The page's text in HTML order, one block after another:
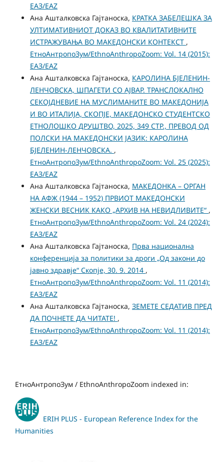
ЕАЗ/EAZ
Ана Ашталковска Гајтаноска, КРАТКА ЗАБЕЛЕШКА ЗА
УЛТИМАТИВНИОТ ДОКАЗ ВО КВАЛИТАТИВНИТЕ
ИСТРАЖУВАЊА ВО МАКЕДОНСКИ КОНТЕКСТ ,
ЕтноАнтропоЗум/EthnoAnthropoZoom: Vol. 14 (2015):
ЕАЗ/EAZ
Ана Ашталковска Гајтаноска, КАРОЛИНА БЈЕЛЕНИН-
ЛЕНЧОВСКА, ШПАГЕТИ СО АЈВАР. ТРАНСЛОКАЛНО
СЕКОЈДНЕВИЕ НА МУСЛИМАНИТЕ ВО МАКЕДОНИЈА
И ВО ИТАЛИЈА, СКОПЈЕ, МАКЕДОНСКО СТУДЕНТСКО
ЕТНОЛОШКО ДРУШТВО, 2025, 349 СТР., ПРЕВОД ОД
ПОЛСКИ НА МАКЕДОНСКИ ЈАЗИК: КАРОЛИНА
БЈЕЛЕНИН-ЛЕНЧОВСКА. ,
ЕтноАнтропоЗум/EthnoAnthropoZoom: Vol. 25 (2025):
ЕАЗ/EAZ
Ана Ашталковска Гајтаноска, МАКЕДОНКА – ОРГАН
НА АФЖ (1944 – 1952) ПРВИОТ МАКЕДОНСКИ
ЖЕНСКИ ВЕСНИК КАКО „АРХИВ НА НЕВИДЛИВИТЕ“ ,
ЕтноАнтропоЗум/EthnoAnthropoZoom: Vol. 24 (2024):
ЕАЗ/EAZ
Ана Ашталковска Гајтаноска, Прва национална
конференција за политики за дроги „Од закони до
јавно здравје“ Скопје, 30. 9. 2014 ,
ЕтноАнтропоЗум/EthnoAnthropoZoom: Vol. 11 (2014):
ЕАЗ/EAZ
Ана Ашталковска Гајтаноска, ЗЕМЕТЕ СЕДАТИВ ПРЕД
ДА ПОЧНЕТЕ ДА ЧИТАТЕ! ,
ЕтноАнтропоЗум/EthnoAnthropoZoom: Vol. 11 (2014):
ЕАЗ/EAZ
ЕтноАнтропоЗум / EthnoAnthropoZoom indexed in:
ERIH PLUS - European Reference Index for the
Humanities